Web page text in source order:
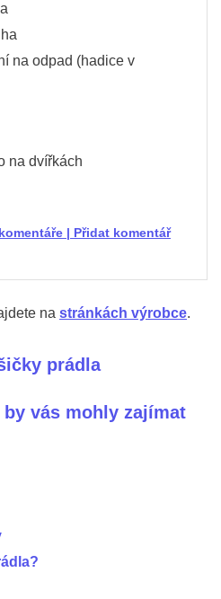
na odpad (hadice v
na dvířkách
Přidat komentář
|
na stránkách výrobce.
prádla
vás mohly zajímat